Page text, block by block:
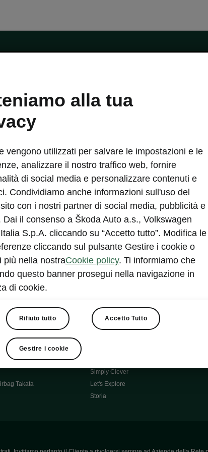
Rete Škoda
Takata
Informazioni per soccorritori
Dichiarazione di cambio proprietà
Richiedi Assistenza Service
Mondo Škoda
Milano Design Week
Fabia Green Flow
Škoda Official Partner X Factor 202
Elroq Respectline
Contatti
Auto per neopatentati
Simply Clever
Let's Explore
Storia
alla tua
vengono utilizzati per salvare le impostazioni e le
analizzare il nostro traffico web, fornire
di social media e personalizzare contenuti e
Condividiamo anche informazioni sull'uso del
con i nostri partner di social media, pubblicità e
Dai il consenso a Škoda Auto a.s., Volkswagen
S.p.A. cliccando su “Accetto tutto”. Modifica le
cliccando sul pulsante Gestire i cookie o
più nella nostraCookie policy. Ti informiamo che
questo banner prosegui nella navigazione in
di cookie.
Rifiuto tutto Accetto Tutto
Gestire i cookie